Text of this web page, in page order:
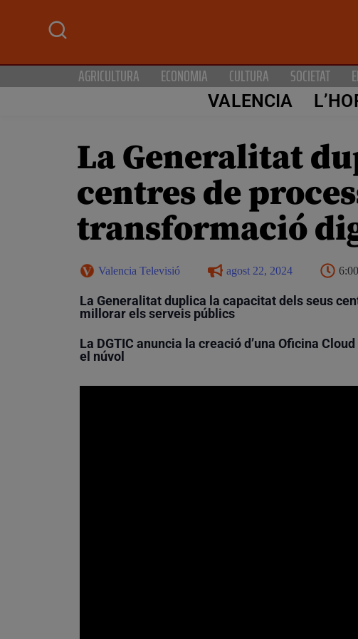
AGRICULTURA ECONOMIA CULTURA SOCIETAT
VALENCIA
La Generalitat
centres de
transformació
Valencia Televisió agost 22, 2024
La Generalitat duplica la capacitat dels seus
millorar els serveis públics
La DGTIC anuncia la creació d’una Oficina
el núvol